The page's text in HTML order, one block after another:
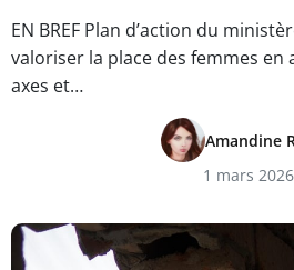
EN BREF Plan d’action du
valoriser la place des femmes
axes et…
Amandine
1 mars 2026